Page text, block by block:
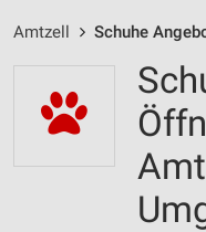
Amtzell Schuhe